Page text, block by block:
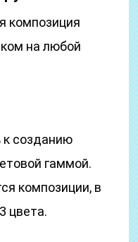
композиция
на любой
к созданию
гаммой.
композиции, в
цвета.